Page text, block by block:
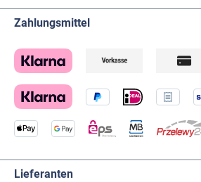
Zahlungsmittel
Lieferanten